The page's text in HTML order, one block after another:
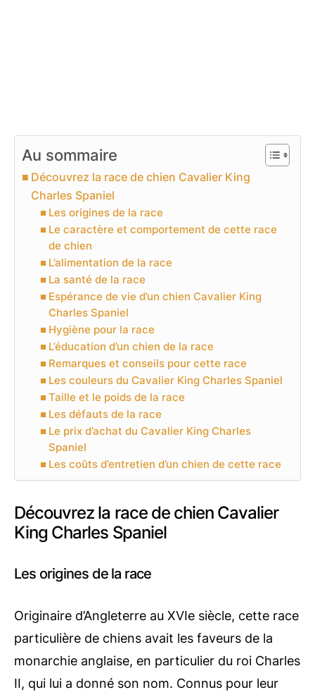
Au sommaire
Découvrez la race de chien Cavalier King
Charles Spaniel
Les origines de la race
Le caractère et comportement de cette race
de chien
L’alimentation de la race
La santé de la race
Espérance de vie d’un chien Cavalier King
Charles Spaniel
Hygiène pour la race
L’éducation d’un chien de la race
Remarques et conseils pour cette race
Les couleurs du Cavalier King Charles Spaniel
Taille et le poids de la race
Les défauts de la race
Le prix d’achat du Cavalier King Charles
Spaniel
Les coûts d’entretien d’un chien de cette race
Découvrez la race de chien Cavalier
King Charles Spaniel
Les origines de la race
Originaire d’Angleterre au XVIe siècle, cette race
particulière de chiens avait les faveurs de la
monarchie anglaise, en particulier du roi Charles
II, qui lui a donné son nom. Connus pour leur